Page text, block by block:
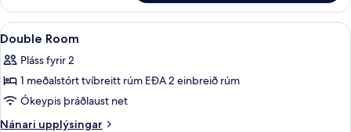
King
Room
with
Skoða
allar
myndir
fyrir
Double
Room
Öryggishólf í herbergi, skrifborð,
9
Double Room
Pláss fyrir 2
1 meðalstórt tvíbreitt rúm EÐA 2 einbreið rúm
Ókeypis þráðlaust net
Nánari upplýsingar
Nánari